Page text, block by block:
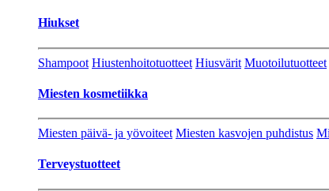
Hiukset
Shampoot Hiustenhoitotuotteet Hiusvärit Muotoilutuotteet
Miesten kosmetiikka
Miesten päivä- ja yövoiteet Miesten kasvojen puhdistus
Terveystuotteet